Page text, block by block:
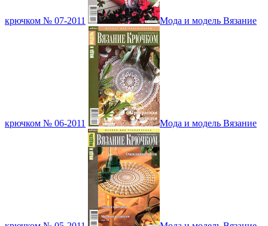
крючком № 07-2011 Мода и модель Вязание
крючком № 06-2011 Мода и модель Вязание